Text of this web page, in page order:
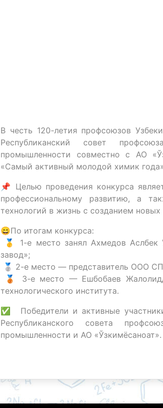
В честь 120-летия профсоюзов
Республиканский совет
промышленности совместно с АО
«Самый активный молодой химик
📌 Целью проведения конкурса
профессиональному развитию, а
технологий в жизнь с созданием новых
😄По итогам конкурса:
🥇 1-е место занял Ахмедов Аслбек
завод»;
🥈 2-е место — представитель ООО
🥉 3-е место — Ешбобаев
технологического института.
✅ Победители и активные
Республиканского совета
промышленности и АО «Ўзкимёсаноат».